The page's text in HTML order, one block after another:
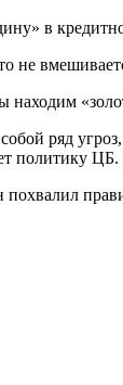
в
не
находим
ряд
политику ЦБ.